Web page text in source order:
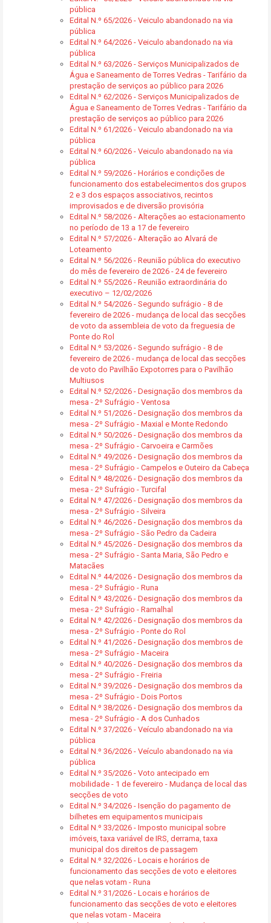
pública
Edital N.º 65/2026 - Veiculo abandonado na via
pública
Edital N.º 64/2026 - Veiculo abandonado na via
pública
Edital N.º 63/2026 - Serviços Municipalizados de
Água e Saneamento de Torres Vedras - Tarifário da
prestação de serviços ao público para 2026
Edital N.º 62/2026 - Serviços Municipalizados de
Água e Saneamento de Torres Vedras - Tarifário da
prestação de serviços ao público para 2026
Edital N.º 61/2026 - Veiculo abandonado na via
pública
Edital N.º 60/2026 - Veiculo abandonado na via
pública
Edital N.º 59/2026 - Horários e condições de
funcionamento dos estabelecimentos dos grupos
2 e 3 dos espaços associativos, recintos
improvisados e de diversão provisória
Edital N.º 58/2026 - Alterações ao estacionamento
no período de 13 a 17 de fevereiro
Edital N.º 57/2026 - Alteração ao Alvará de
Loteamento
Edital N.º 56/2026 - Reunião pública do executivo
do mês de fevereiro de 2026 - 24 de fevereiro
Edital N.º 55/2026 - Reunião extraordinária do
executivo – 12/02/2026
Edital N.º 54/2026 - Segundo sufrágio - 8 de
fevereiro de 2026 - mudança de local das secções
de voto da assembleia de voto da freguesia de
Ponte do Rol
Edital N.º 53/2026 - Segundo sufrágio - 8 de
fevereiro de 2026 - mudança de local das secções
de voto do Pavilhão Expotorres para o Pavilhão
Multiusos
Edital N.º 52/2026 - Designação dos membros da
mesa - 2º Sufrágio - Ventosa
Edital N.º 51/2026 - Designação dos membros da
mesa - 2º Sufrágio - Maxial e Monte Redondo
Edital N.º 50/2026 - Designação dos membros da
mesa - 2º Sufrágio - Carvoeira e Carmões
Edital N.º 49/2026 - Designação dos membros da
mesa - 2º Sufrágio - Campelos e Outeiro da Cabeça
Edital N.º 48/2026 - Designação dos membros da
mesa - 2º Sufrágio - Turcifal
Edital N.º 47/2026 - Designação dos membros da
mesa - 2º Sufrágio - Silveira
Edital N.º 46/2026 - Designação dos membros da
mesa - 2º Sufrágio - São Pedro da Cadeira
Edital N.º 45/2026 - Designação dos membros da
mesa - 2º Sufrágio - Santa Maria, São Pedro e
Matacães
Edital N.º 44/2026 - Designação dos membros da
mesa - 2º Sufrágio - Runa
Edital N.º 43/2026 - Designação dos membros da
mesa - 2º Sufrágio - Ramalhal
Edital N.º 42/2026 - Designação dos membros da
mesa - 2º Sufrágio - Ponte do Rol
Edital N.º 41/2026 - Designação dos membros de
mesa - 2º Sufrágio - Maceira
Edital N.º 40/2026 - Designação dos membros da
mesa - 2º Sufrágio - Freiria
Edital N.º 39/2026 - Designação dos membros da
mesa - 2º Sufrágio - Dois Portos
Edital N.º 38/2026 - Designação dos membros da
mesa - 2º Sufrágio - A dos Cunhados
Edital N.º 37/2026 - Veículo abandonado na via
pública
Edital N.º 36/2026 - Veículo abandonado na via
pública
Edital N.º 35/2026 - Voto antecipado em
mobilidade - 1 de fevereiro - Mudança de local das
secções de voto
Edital N.º 34/2026 - Isenção do pagamento de
bilhetes em equipamentos municipais
Edital N.º 33/2026 - Imposto municipal sobre
imóveis, taxa variável de IRS, derrama, taxa
municipal dos direitos de passagem
Edital N.º 32/2026 - Locais e horários de
funcionamento das secções de voto e eleitores
que nelas votam - Runa
Edital N.º 31/2026 - Locais e horários de
funcionamento das secções de voto e eleitores
que nelas votam - Maceira